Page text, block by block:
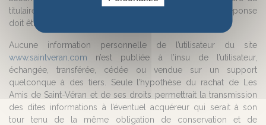
titulaire de la pièce, en précisant l’adresse à laquelle la réponse
doit être envoyée.
Aucune information personnelle de l’utilisateur du site
www.saintveran.com n’est publiée à l’insu de l’utilisateur,
échangée, transférée, cédée ou vendue sur un support
quelconque à des tiers. Seule l’hypothèse du rachat de Les
Amis de Saint-Véran et de ses droits permettrait la transmission
des dites informations à l’éventuel acquéreur qui serait à son
tour tenu de la même obligation de conservation et de